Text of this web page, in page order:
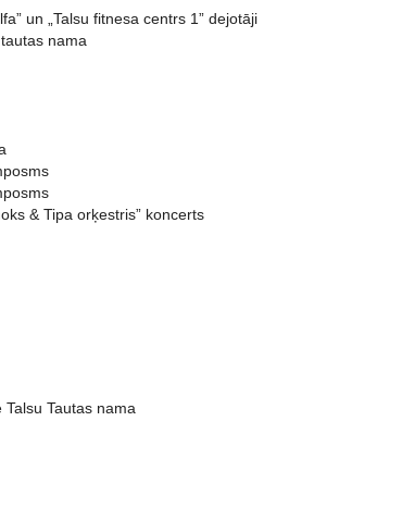
un „Talsu fitnesa centrs 1” dejotāji
nama
& Tipa orķestris” koncerts
Tautas nama